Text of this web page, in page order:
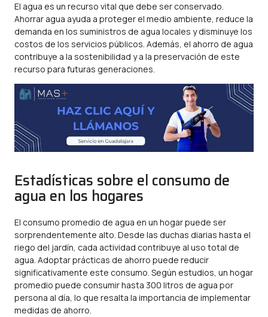
El agua es un recurso vital que debe ser conservado.
Ahorrar agua ayuda a proteger el medio ambiente, reduce la
demanda en los suministros de agua locales y disminuye los
costos de los servicios públicos. Además, el ahorro de agua
contribuye a la sostenibilidad y a la preservación de este
recurso para futuras generaciones.
Estadísticas sobre el consumo de
agua en los hogares
El consumo promedio de agua en un hogar puede ser
sorprendentemente alto. Desde las duchas diarias hasta el
riego del jardín, cada actividad contribuye al uso total de
agua. Adoptar prácticas de ahorro puede reducir
significativamente este consumo. Según estudios, un hogar
promedio puede consumir hasta 300 litros de agua por
persona al día, lo que resalta la importancia de implementar
medidas de ahorro.